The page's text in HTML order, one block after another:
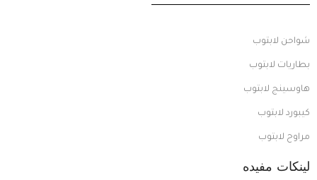
شواحن لابتوب
بطاريات لابتوب
هاوسينج لابتوب
كيبورد لابتوب
مراوح لابتوب
لينكات مفيده